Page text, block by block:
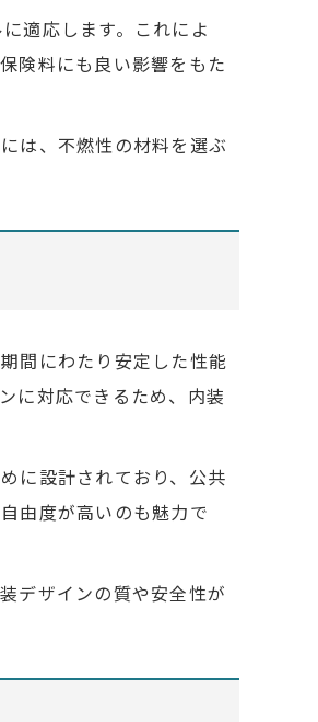
適応します。これによ
険料にも良い影響をもた
は、不燃性の材料を選ぶ
間にわたり安定した性能
に対応できるため、内装
に設計されており、公共
由度が高いのも魅力で
デザインの質や安全性が